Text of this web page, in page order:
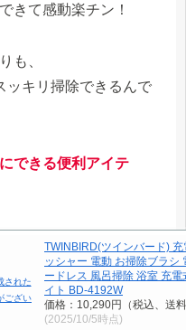
きて感動楽チン！
も、
ッキリ掃除できるんで
できる便利アイテ
TWINBIRD(ツインバード)
ッシャー 電動 お掃除ブラシ
ードレス 風呂掃除 浴室 充電
イト BD-4192W
価格：10,290円（税込、送
(2025/10/5時点)